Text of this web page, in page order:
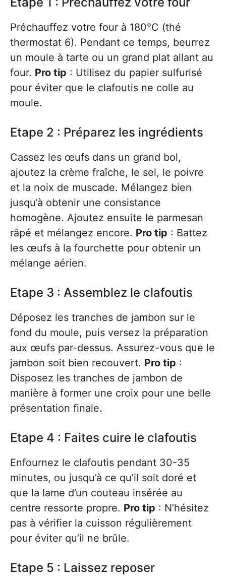
Préchauffez votre four à 180°C (thé
thermostat 6). Pendant ce temps, beurrez
un moule à tarte ou un grand plat allant au
four. Pro tip : Utilisez du papier sulfurisé
pour éviter que le clafoutis ne colle au
moule.
Etape 2 : Préparez les ingrédients
Cassez les œufs dans un grand bol,
ajoutez la crème fraîche, le sel, le poivre
et la noix de muscade. Mélangez bien
jusqu’à obtenir une consistance
homogène. Ajoutez ensuite le parmesan
râpé et mélangez encore. Pro tip : Battez
les œufs à la fourchette pour obtenir un
mélange aérien.
Etape 3 : Assemblez le clafoutis
Déposez les tranches de jambon sur le
fond du moule, puis versez la préparation
aux œufs par-dessus. Assurez-vous que le
jambon soit bien recouvert. Pro tip :
Disposez les tranches de jambon de
manière à former une croix pour une belle
présentation finale.
Etape 4 : Faites cuire le clafoutis
Enfournez le clafoutis pendant 30-35
minutes, ou jusqu’à ce qu’il soit doré et
que la lame d’un couteau insérée au
centre ressorte propre. Pro tip : N’hésitez
pas à vérifier la cuisson régulièrement
pour éviter qu’il ne brûle.
Etape 5 : Laissez reposer